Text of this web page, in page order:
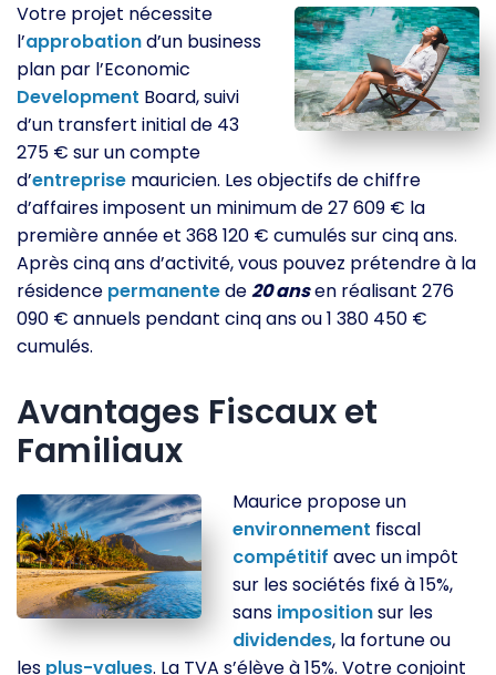
Votre projet nécessite
l’approbationd’un business
plan par l’Economic
Development Board, suivi
d’un transfert initial de 43
275 € sur un compte
d’entreprise mauricien. Les objectifs de chiffre
d’affaires imposent un minimum de 27 609 € la
première année et 368 120 € cumulés sur cinq ans.
Après cinq ans d’activité, vous pouvez prétendre à la
résidence permanentede20 ansen réalisant 276
090 € annuels pendant cinq ans ou 1 380 450 €
cumulés.
Avantages Fiscaux et
Familiaux
Maurice propose un
environnement fiscal
compétitif avec un impôt
sur les sociétés fixé à 15%,
sans impositionsur les
dividendes, la fortune ou
les plus-values. La TVA s’élève à 15%. Votre conjoint